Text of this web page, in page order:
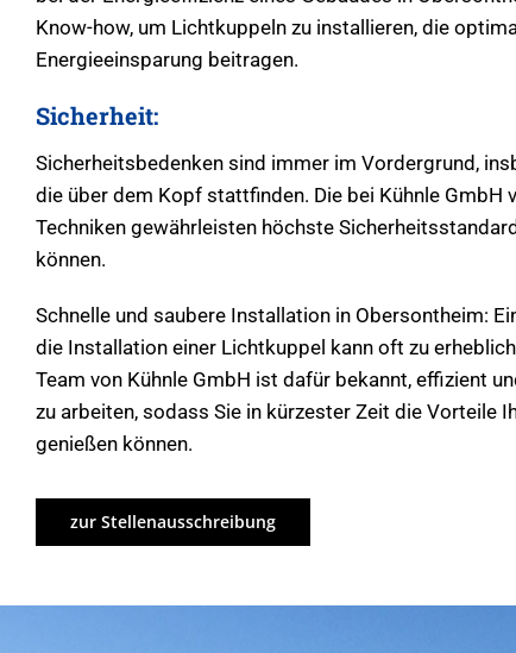
Know-how, um Lichtkuppeln zu installieren, die
Energieeinsparung beitragen.
Sicherheit:
Sicherheitsbedenken sind immer im Vordergrund,
die über dem Kopf stattfinden. Die bei Kühnle GmbH
Techniken gewährleisten höchste
können.
Schnelle und saubere Installation in Obersontheim:
die Installation einer Lichtkuppel kann oft zu
Team von Kühnle GmbH ist dafür bekannt, effizient
zu arbeiten, sodass Sie in kürzester Zeit die Vorteile
genießen können.
zur Stellenausschreibung